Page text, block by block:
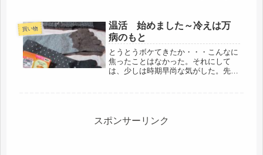
のご実家の被災状況。顔を遇わすな
り、報告してくれました。輪...
買い物
温活 始めました～冷えは万
病のもと
とうとうボケてきたか・・・こんなに
焦ったことはなかった。それにして
は、少しは時期早尚な気がした。先週
では歩...
スポンサーリンク